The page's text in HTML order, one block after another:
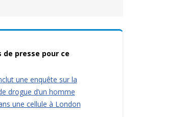
de presse pour ce
une enquête sur la
drogue d’un homme
une cellule à London